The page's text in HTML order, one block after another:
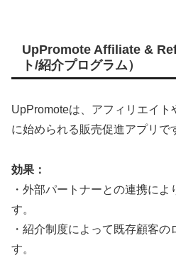
UpPromote Affiliate &
ト/紹介プログラム）
UpPromoteは、アフィリエイト
に始められる販売促進アプリで
効果：
・外部パートナーとの連携によ
す。
・紹介制度によって既存顧客
す。